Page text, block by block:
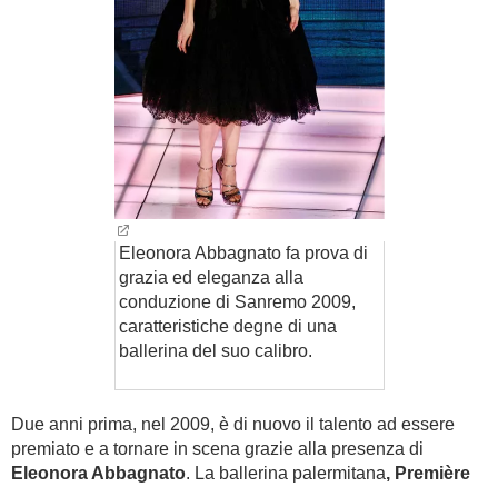
Eleonora Abbagnato fa prova di
grazia ed eleganza alla
conduzione di Sanremo 2009,
caratteristiche degne di una
ballerina del suo calibro.
Due anni prima, nel 2009, è di nuovo il talento ad essere
premiato e a tornare in scena grazie alla presenza di
Eleonora Abbagnato. La ballerina palermitana, Première